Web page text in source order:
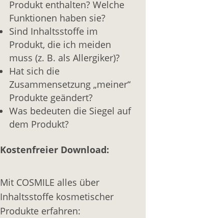
Produkt enthalten? Welche
Funktionen haben sie?
Sind Inhaltsstoffe im
Produkt, die ich meiden
muss (z. B. als Allergiker)?
Hat sich die
Zusammensetzung „meiner“
Produkte geändert?
Was bedeuten die Siegel auf
dem Produkt?
Kostenfreier Download:
Mit COSMILE alles über
Inhaltsstoffe kosmetischer
Produkte erfahren: